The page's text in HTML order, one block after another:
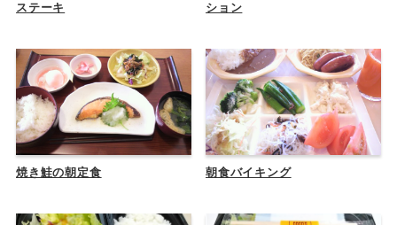
ステーキ
ション
焼き鮭の朝定食 朝食バイキング